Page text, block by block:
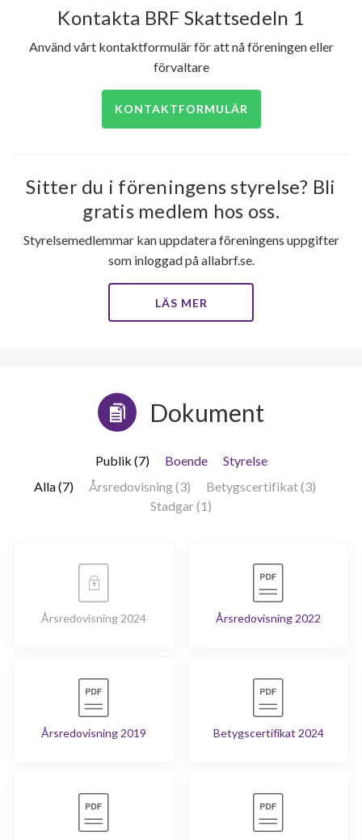
Kontakta BRF Skattsedeln 1
Använd vårt kontaktformulär för att nå föreningen eller
förvaltare
KONTAKTFORMULÄR
Sitter du i föreningens styrelse? Bli
gratis medlem hos oss.
Styrelsemedlemmar kan uppdatera föreningens uppgifter
som inloggad på allabrf.se.
LÄS MER
Dokument
Publik (7) Boende
Styrelse
Alla (7)
Årsredovisning (3)
Betygscertifikat (3)
Stadgar (1)
Årsredovisning 2024 Årsredovisning 2022
Årsredovisning 2019 Betygscertifikat 2024